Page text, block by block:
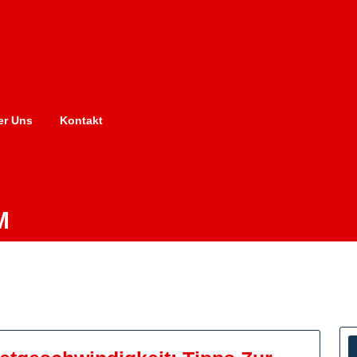
Uns Kontakt